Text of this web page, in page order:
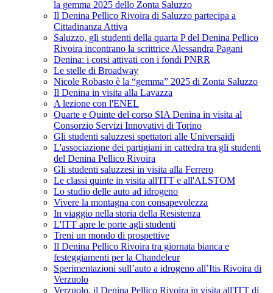
la gemma 2025 dello Zonta Saluzzo
Il Denina Pellico Rivoira di Saluzzo partecipa a
Cittadinanza Attiva
Saluzzo, gli studenti della quarta P del Denina Pellico
Rivoira incontrano la scrittrice Alessandra Pagani
Denina: i corsi attivati con i fondi PNRR
Le stelle di Broadway
Nicole Robasto è la “gemma” 2025 di Zonta Saluzzo
Il Denina in visita alla Lavazza
A lezione con l'ENEL
Quarte e Quinte del corso SIA Denina in visita al
Consorzio Servizi Innovativi di Torino
Gli studenti saluzzesi spettatori alle Universaidi
L'associazione dei partigiani in cattedra tra gli studenti
del Denina Pellico Rivoira
Gli studenti saluzzesi in visita alla Ferrero
Le classi quinte in visita all'ITT e all'ALSTOM
Lo studio delle auto ad idrogeno
Vivere la montagna con consapevolezza
In viaggio nella storia della Resistenza
L'ITT apre le porte agli studenti
Treni un mondo di prospettive
Il Denina Pellico Rivoira tra giornata bianca e
festeggiamenti per la Chandeleur
Sperimentazioni sull’auto a idrogeno all’Itis Rivoira di
Verzuolo
Verzuolo, il Denina Pellico Rivoira in visita all'ITT di